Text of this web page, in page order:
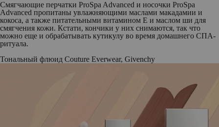
Смягчающие перчатки ProSpa Advanced и носочки ProSpa
Advanced пропитаны увлажняющими маслами макадамии и
кокоса, а также питательными витамином E и маслом ши для
смягчения кожи. Кстати, кончики у них снимаются, так что
можно еще и обрабатывать кутикулу во время домашнего СПА-
ритуала.
Тональный флюид Couture Everwear, Givenchy